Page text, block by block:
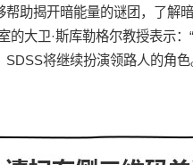
揭开暗能量的谜团，了解
的大卫·斯库勒格尔教授表示
将继续扮演领路人的角色